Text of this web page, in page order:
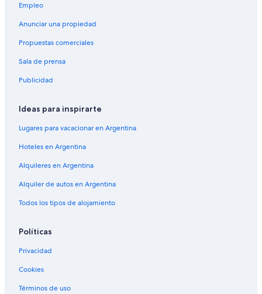
Empleo
Anunciar una propiedad
Propuestas comerciales
Sala de prensa
Publicidad
Ideas para inspirarte
Lugares para vacacionar en Argentina
Hoteles en Argentina
Alquileres en Argentina
Alquiler de autos en Argentina
Todos los tipos de alojamiento
Políticas
Privacidad
Cookies
Términos de uso